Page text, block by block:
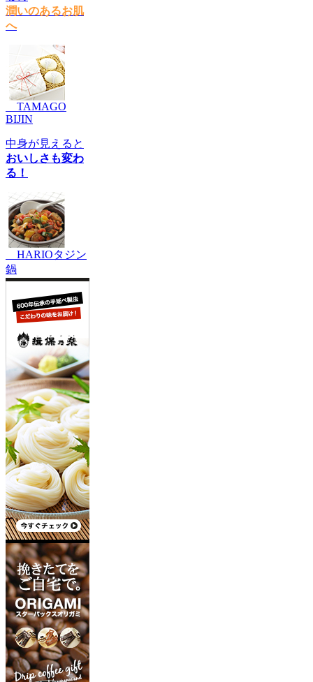
潤いのあるお肌
へ
TAMAGO
BIJIN
中身が見えると
おいしさも変わ
る！
HARIOタジン
鍋